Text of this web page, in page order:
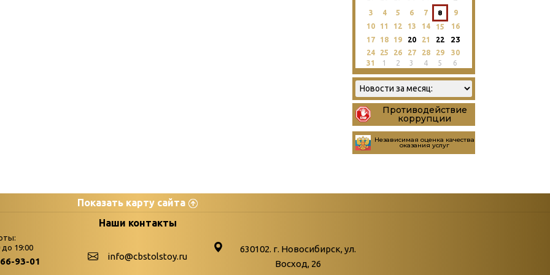
3 4 5 6 7 8
9
10
11 12 13 14 15
16
17
18 19 20 21 22 23
24 25 26 27 28 29
30
31
1 2 3 4 5 6
Противодействие
коррупции
Независимая оценка качества
оказания услуг
Показать карту сайта
palitra
Бюллетень новых поступлений
Война. Народ. Победа.
Наши контакты
до 19:00
93-01 info@cbstolstoy.ru
630102. г. Новосибирск, ул.
Восход, 26